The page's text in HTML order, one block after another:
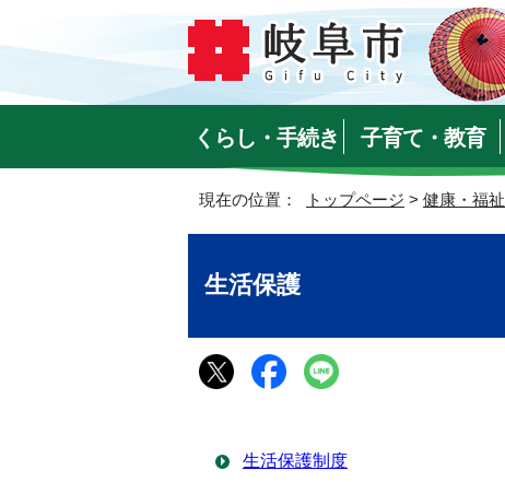
くらし・手続き 子育て・教育
現在の位置： トップページ > 健康・福祉
生活保護
生活保護制度